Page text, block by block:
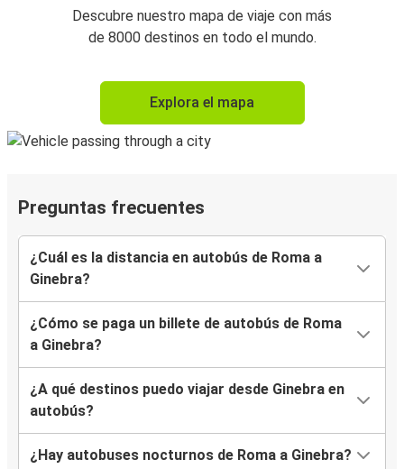
Descubre nuestro mapa de viaje con más
de 8000 destinos en todo el mundo.
Explora el mapa
Preguntas frecuentes
¿Cuál es la distancia en autobús de Roma a
Ginebra?
¿Cómo se paga un billete de autobús de Roma
a Ginebra?
¿A qué destinos puedo viajar desde Ginebra en
autobús?
¿Hay autobuses nocturnos de Roma a Ginebra?